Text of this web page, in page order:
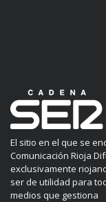
El sitio en el que se
Comunicación Rioja
exclusivamente
ser de utilidad para
medios que gestiona